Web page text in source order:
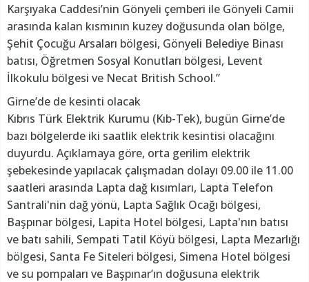
Karşıyaka Caddesi’nin Gönyeli çemberi ile Gönyeli Camii
arasında kalan kısmının kuzey doğusunda olan bölge,
Şehit Çocuğu Arsaları bölgesi, Gönyeli Belediye Binası
batısı, Öğretmen Sosyal Konutları bölgesi, Levent
İlkokulu bölgesi ve Necat British School.”
Girne’de de kesinti olacak
Kıbrıs Türk Elektrik Kurumu (Kıb-Tek), bugün Girne’de
bazı bölgelerde iki saatlik elektrik kesintisi olacağını
duyurdu. Açıklamaya göre, orta gerilim elektrik
şebekesinde yapılacak çalışmadan dolayı 09.00 ile 11.00
saatleri arasında Lapta dağ kısımları, Lapta Telefon
Santrali'nin dağ yönü, Lapta Sağlık Ocağı bölgesi,
Başpınar bölgesi, Lapita Hotel bölgesi, Lapta'nın batısı
ve batı sahili, Sempati Tatil Köyü bölgesi, Lapta Mezarlığı
bölgesi, Santa Fe Siteleri bölgesi, Simena Hotel bölgesi
ve su pompaları ve Başpınar’ın doğusuna elektrik